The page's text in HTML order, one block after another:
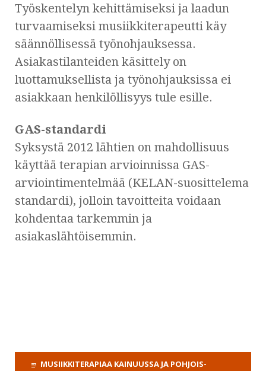
Työskentelyn kehittämiseksi ja laadun
turvaamiseksi musiikkiterapeutti käy
säännöllisessä työnohjauksessa.
Asiakastilanteiden käsittely on
luottamuksellista ja työnohjauksissa ei
asiakkaan henkilöllisyys tule esille.
GAS-standardi
Syksystä 2012 lähtien on mahdollisuus
käyttää terapian arvioinnissa GAS-
arviointimentelmää (KELAN-suosittelema
standardi), jolloin tavoitteita voidaan
kohdentaa tarkemmin ja
asiakaslähtöisemmin.
MUSIIKKITERAPIAA KAINUUSSA JA POHJOIS-